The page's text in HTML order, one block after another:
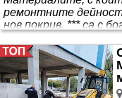
ремонтните
нов покрив. *** са с
които сте избрали
впечатлени и
всеки един клиент